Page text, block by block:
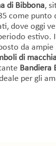
di Bibbona,
come punto
dove oggi
estivo. I
da ampie
di
Bandiera
per gli